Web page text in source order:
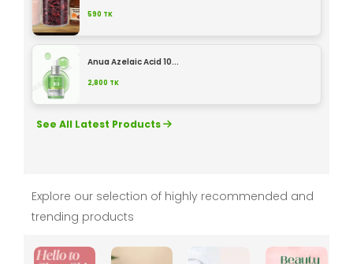
590 TK
Anua Azelaic Acid 10...
2,800 TK
See All Latest Products
Explore our selection of highly recommended and
trending products